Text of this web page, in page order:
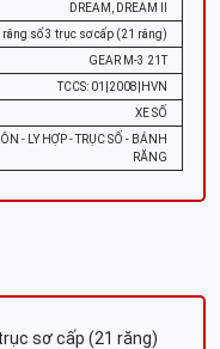
DREAM, DREAM II
răng số 3 trục sơ cấp (21 răng)
GEAR M-3 21T
TCCS: 01|2008|HVN
XE SỐ
- LY HỢP - TRỤC SỐ - BÁNH
RĂNG
sơ cấp (21 răng)